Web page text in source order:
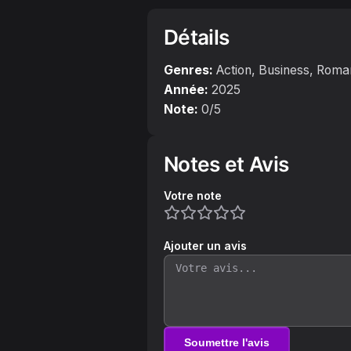
Détails
Genres: Action, Business,
Année: 2025
Note: 0/5
Notes et Avis
Votre note
Ajouter un avis
Soumettre l'avis